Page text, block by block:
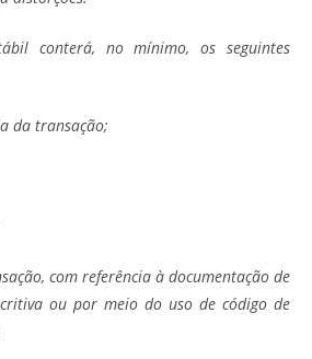
conterá, no mínimo, os seguintes
da transação;
com referência à documentação de
ou por meio do uso de código de